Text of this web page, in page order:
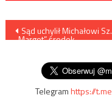
Nawigacja
Sąd uchylił Michałowi
„Margot” środek
Telegramhttps://